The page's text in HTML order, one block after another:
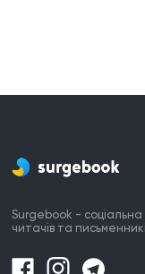
Surgebook -
читачів та